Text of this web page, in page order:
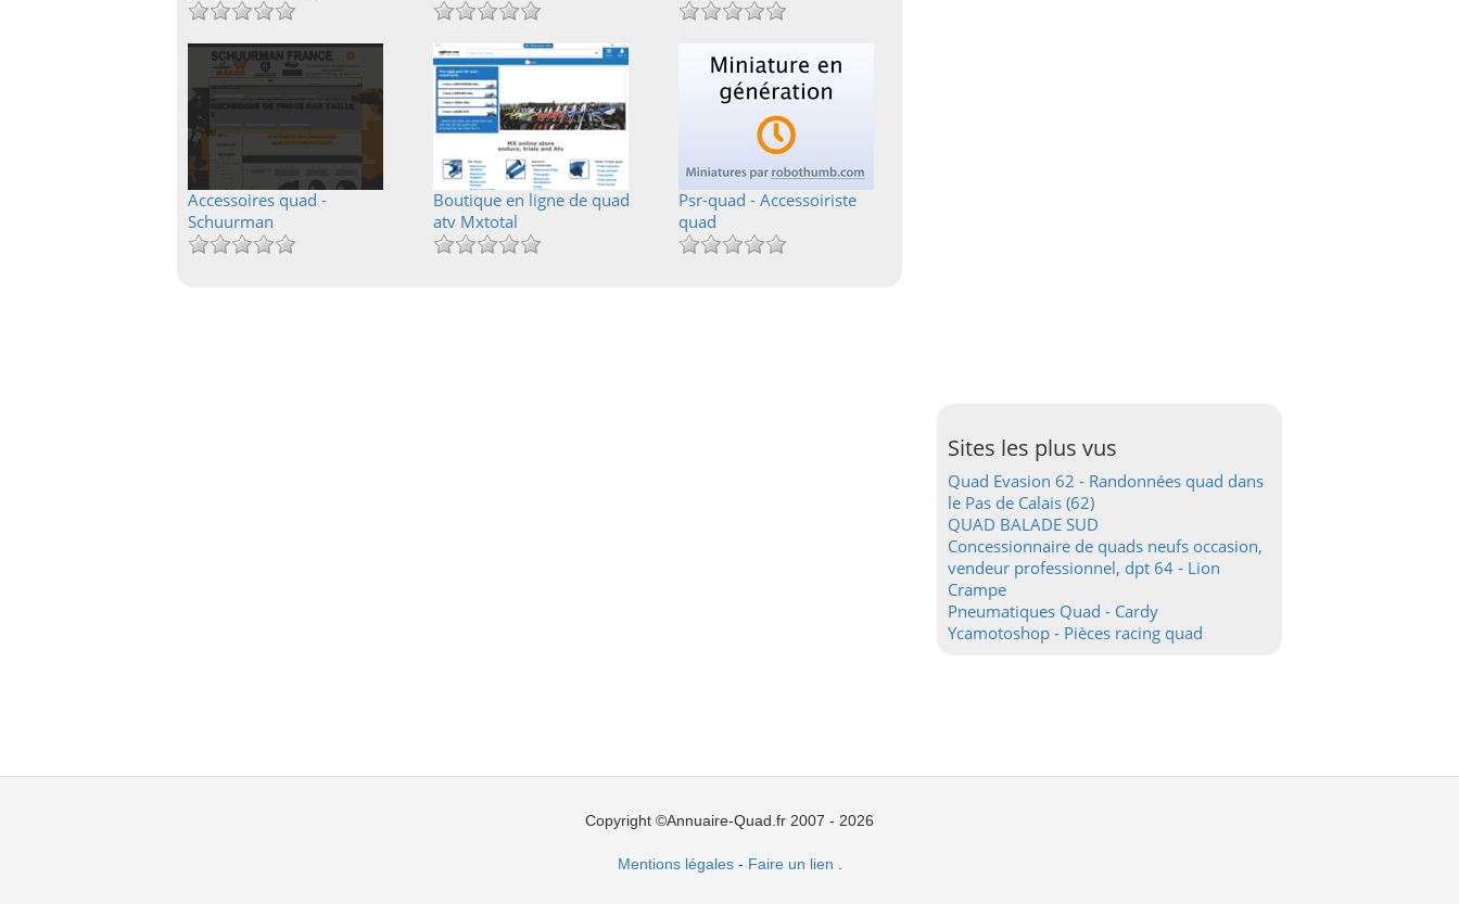
Accessoires quad -
Schuurman
Boutique en ligne de quad
atv Mxtotal
Psr-quad - Accessoiriste
quad
Sites les plus vus
Quad Evasion 62 - Randonnées quad dans
le Pas de Calais (62)
QUAD BALADE SUD
Concessionnaire de quads neufs occasion,
vendeur professionnel, dpt 64 - Lion
Crampe
Pneumatiques Quad - Cardy
Ycamotoshop - Pièces racing quad
Copyright ©Annuaire-Quad.fr 2007 - 2026
Mentions légales- Faire un lien